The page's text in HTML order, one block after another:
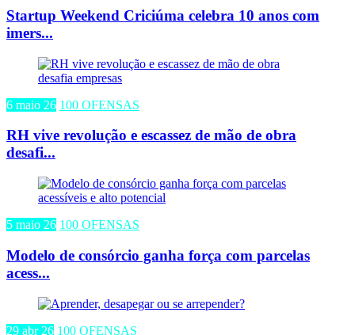
Startup Weekend Criciúma celebra 10 anos com
imers...
6 maio 26 100 OFENSAS
RH vive revolução e escassez de mão de obra
desafi...
5 maio 26 100 OFENSAS
Modelo de consórcio ganha força com parcelas
acess...
29 abr 26 100 OFENSAS